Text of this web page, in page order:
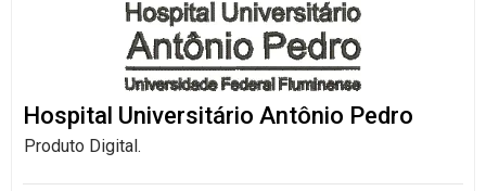
Hospital Universitário Antônio Pedro
Produto Digital.